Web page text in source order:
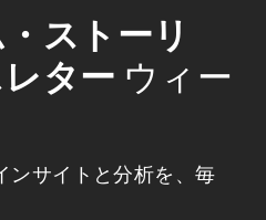
ストーリ
ター ウィー
ンサイトと分析を、毎